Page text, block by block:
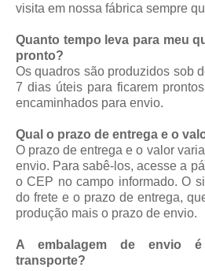
visita em nossa fábrica sempre
Quanto tempo leva para meu
pronto?
Os quadros são produzidos sob
7 dias úteis para ficarem
encaminhados para envio.
Qual o prazo de entrega e o
O prazo de entrega e o valor
envio. Para sabê-los, acesse a
o CEP no campo informado. O
do frete e o prazo de entrega,
produção mais o prazo de envio.
A embalagem de envio
transporte?